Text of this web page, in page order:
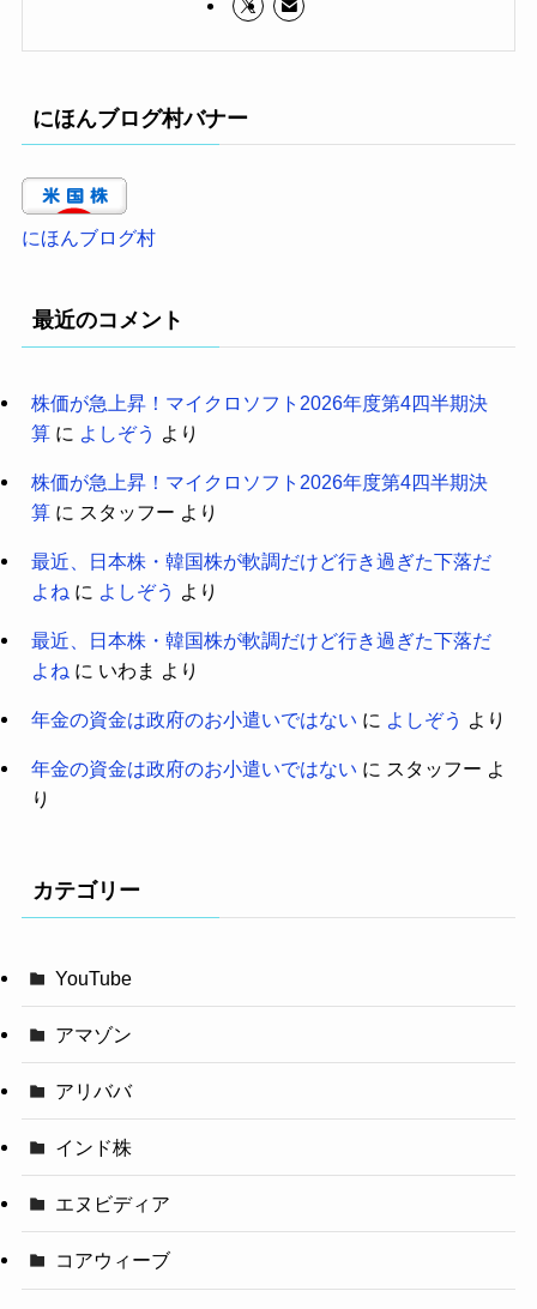
にほんブログ村バナー
にほんブログ村
最近のコメント
株価が急上昇！マイクロソフト2026年度第4四半期決
算に よしぞう より
株価が急上昇！マイクロソフト2026年度第4四半期決
算に スタッフー より
最近、日本株・韓国株が軟調だけど行き過ぎた下落だ
よね に よしぞう より
最近、日本株・韓国株が軟調だけど行き過ぎた下落だ
よね に いわま より
年金の資金は政府のお小遣いではない に よしぞう より
年金の資金は政府のお小遣いではない に スタッフー よ
り
カテゴリー
YouTube
アマゾン
アリババ
インド株
エヌビディア
コアウィーブ